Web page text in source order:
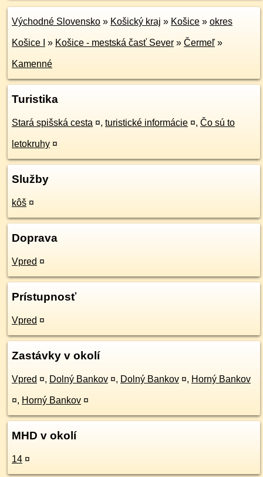
Východné Slovensko » Košický kraj » Košice » okres
Košice I » Košice - mestská časť Sever » Čermeľ »
Kamenné
Turistika
Stará spišská cesta ¤, turistické informácie ¤, Čo sú to
letokruhy ¤
Služby
kôš ¤
Doprava
Vpred ¤
Prístupnosť
Vpred ¤
Zastávky v okolí
Vpred ¤, Dolný Bankov ¤, Dolný Bankov ¤, Horný Bankov
¤, Horný Bankov ¤
MHD v okolí
14 ¤